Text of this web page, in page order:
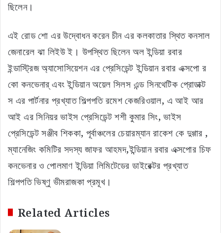
ছিলেন।
এই রোড শো এর উদ্বোধন করেন চীন এর কলকাতার স্থিত কনসাল
জেনারেল ঝা লিইউ ই। উপস্থিত ছিলেন অল ইন্ডিয়া রবার
ইন্ডাস্ট্রিজ অ্যাসোসিয়েশন এর প্রেসিডেন্ট ইন্ডিয়ান রবার এক্সপো র
কো কনভেনার্ এবং ইন্ডিয়ান অয়েল সিলস এন্ড সিনথেটিক প্রোডাক্ট
স এর পার্টনার প্রখ্যাত শিল্পপতি রমেশ কেজরিওয়াল, এ আই আর
আই এর সিনিয়র ভাইস প্রেসিডেন্ট শশী কুমার সিং, ভাইস
প্রেসিডেন্ট সঞ্জীব শিককা, পূর্বাঞ্চলের চেয়ারম্যান রাকেশ কে দুগ্গার ,
ম্যানেজিং কমিটির সদস্য জাফর আহমদ,ইন্ডিয়ান রবার এক্সপোর চিফ
কনভেনার ও পোলমাণ ইন্ডিয়া লিমিটেডের ডাইরেক্টর প্রখ্যাত
শিল্পপতি ভিষ্ণু ভীমরাজকা প্রমূখ।
Related Articles